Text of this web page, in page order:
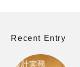
Recent Entry